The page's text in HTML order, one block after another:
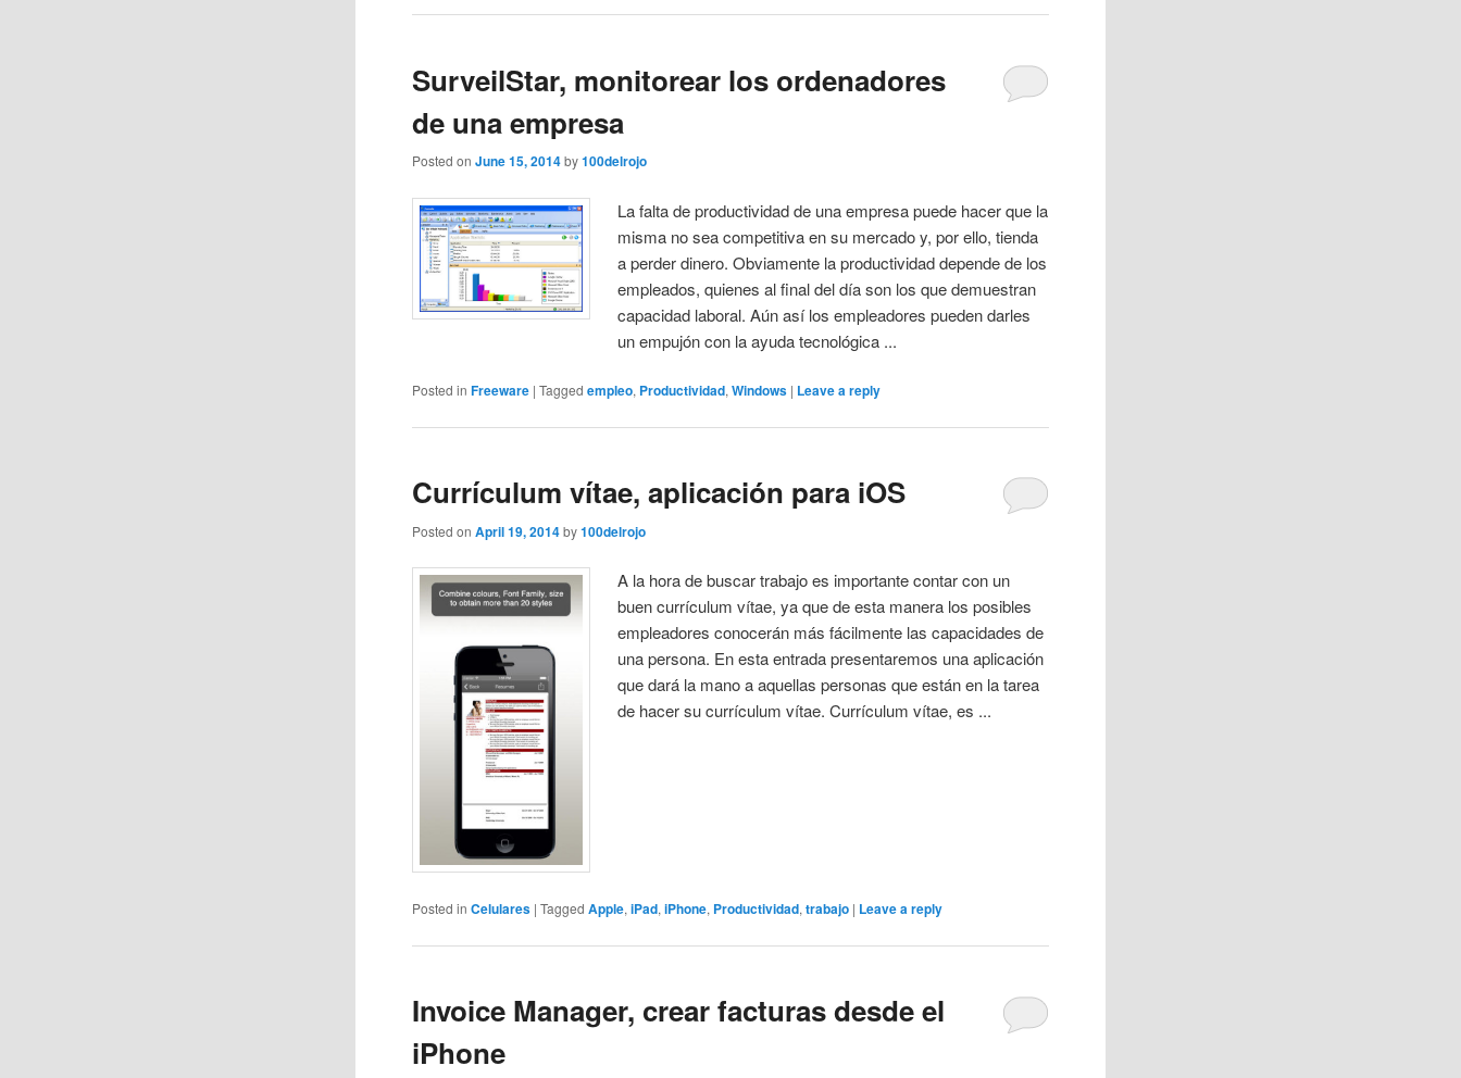
SurveilStar, monitorear los ordenadores
de una empresa
Posted onJune 15, 2014 by100delrojo
La falta de productividad de una empresa puede hacer que la
misma no sea competitiva en su mercado y, por ello, tienda
a perder dinero. Obviamente la productividad depende de los
empleados, quienes al final del día son los que demuestran
capacidad laboral. Aún así los empleadores pueden darles
un empujón con la ayuda tecnológica ...
Posted in Freeware |Tagged empleo, Productividad,Windows | Leave a reply
Currículum vítae, aplicación para iOS
Posted onApril 19, 2014 by100delrojo
A la hora de buscar trabajo es importante contar con un
buen currículum vítae, ya que de esta manera los posibles
empleadores conocerán más fácilmente las capacidades de
una persona. En esta entrada presentaremos una aplicación
que dará la mano a aquellas personas que están en la tarea
de hacer su currículum vítae. Currículum vítae, es ...
Posted in Celulares |Tagged Apple,iPad,iPhone, Productividad,trabajo | Leave a reply
Invoice Manager, crear facturas desde el
iPhone